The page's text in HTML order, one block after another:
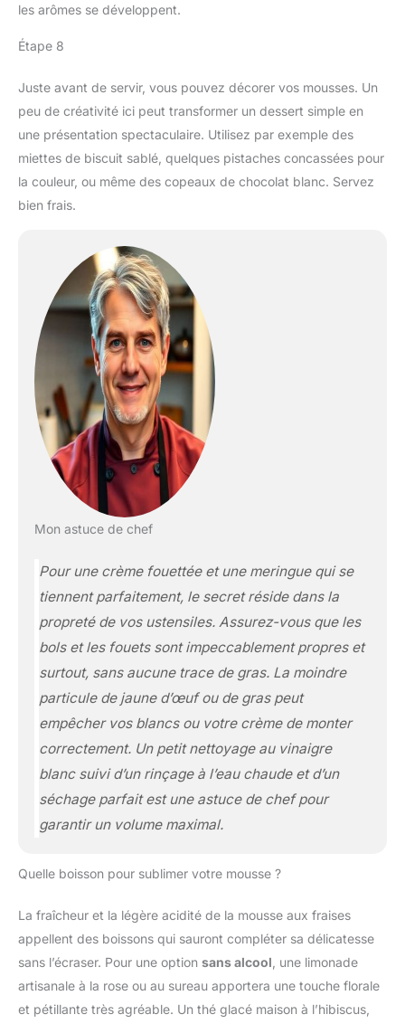
les arômes se développent.
Étape 8
Juste avant de servir, vous pouvez décorer vos mousses. Un
peu de créativité ici peut transformer un dessert simple en
une présentation spectaculaire. Utilisez par exemple des
miettes de biscuit sablé, quelques pistaches concassées pour
la couleur, ou même des copeaux de chocolat blanc. Servez
bien frais.
Mon astuce de chef
Pour une crème fouettée et une meringue qui se
tiennent parfaitement, le secret réside dans la
propreté de vos ustensiles. Assurez-vous que les
bols et les fouets sont impeccablement propres et
surtout, sans aucune trace de gras. La moindre
particule de jaune d’œuf ou de gras peut
empêcher vos blancs ou votre crème de monter
correctement. Un petit nettoyage au vinaigre
blanc suivi d’un rinçage à l’eau chaude et d’un
séchage parfait est une astuce de chef pour
garantir un volume maximal.
Quelle boisson pour sublimer votre mousse ?
La fraîcheur et la légère acidité de la mousse aux fraises
appellent des boissons qui sauront compléter sa délicatesse
sans l’écraser. Pour une option sans alcool , une limonade
artisanale à la rose ou au sureau apportera une touche florale
et pétillante très agréable. Un thé glacé maison à l’hibiscus,